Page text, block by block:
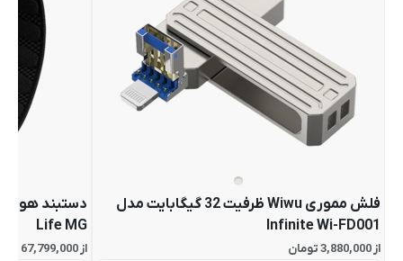
فلش مموری Wiwu ظرفیت 32 گیگابایت مدل
Infinite Wi-FD001
از 3,880,000 تومان
Life MG
از 67,799,000 تومان